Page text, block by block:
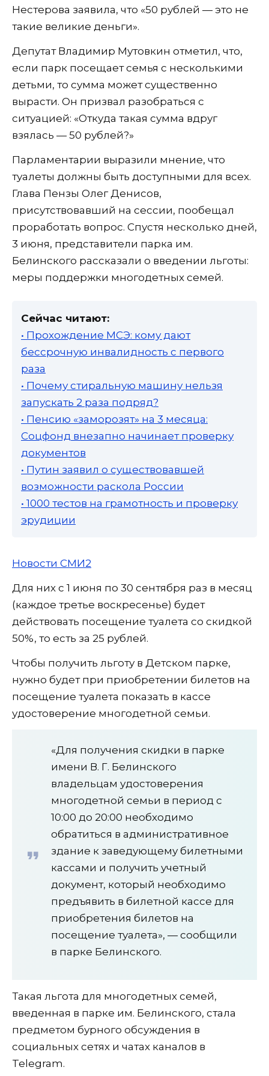
Нестерова заявила, что «50 рублей — это не
такие великие деньги».
Депутат Владимир Мутовкин отметил, что,
если парк посещает семья с несколькими
детьми, то сумма может существенно
вырасти. Он призвал разобраться с
ситуацией: «Откуда такая сумма вдруг
взялась — 50 рублей?»
Парламентарии выразили мнение, что
туалеты должны быть доступными для всех.
Глава Пензы Олег Денисов,
присутствовавший на сессии, пообещал
проработать вопрос. Спустя несколько дней,
3 июня, представители парка им.
Белинского рассказали о введении льготы:
меры поддержки многодетных семей.
Сейчас читают:
• Прохождение МСЭ: кому дают
бессрочную инвалидность с первого
раза
• Почему стиральную машину нельзя
запускать 2 раза подряд?
• Пенсию «заморозят» на 3 месяца:
Соцфонд внезапно начинает проверку
документов
• Путин заявил о существовавшей
возможности раскола России
• 1000 тестов на грамотность и проверку
эрудиции
Новости СМИ2
Для них с 1 июня по 30 сентября раз в месяц
(каждое третье воскресенье) будет
действовать посещение туалета со скидкой
50%, то есть за 25 рублей.
Чтобы получить льготу в Детском парке,
нужно будет при приобретении билетов на
посещение туалета показать в кассе
удостоверение многодетной семьи.
«Для получения скидки в парке
имени В. Г. Белинского
владельцам удостоверения
многодетной семьи в период с
10:00 до 20:00 необходимо
обратиться в административное
здание к заведующему билетными
кассами и получить учетный
документ, который необходимо
предъявить в билетной кассе для
приобретения билетов на
посещение туалета», — сообщили
в парке Белинского.
Такая льгота для многодетных семей,
введенная в парке им. Белинского, стала
предметом бурного обсуждения в
социальных сетях и чатах каналов в
Telegram.